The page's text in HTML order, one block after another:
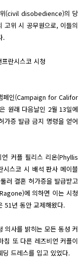
위(civil disobedience)의 당
위 시 공무원으로, 이들의
.
란시스코 시청
페인(Campaign for Califor
원래 다음날인 2월 13일에
가증 발급 금지 명령을 얻어
커플 필리스 리온(Phyllis
스코 시 배석 판사 메이블
러 결혼 허가증을 발급받고
에 의하면 이는 시청
51년 동안 교제해왔다.
의사를 밝히는 모든 동성 커
침 또 다른 레즈비언 커플이
드레스를 입고 있었다.